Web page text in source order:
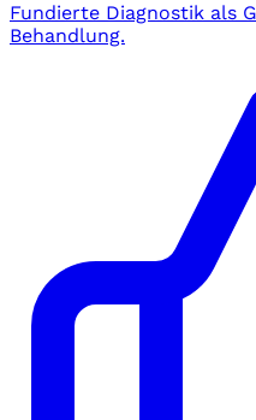
Fundierte Diagnostik als
Behandlung.